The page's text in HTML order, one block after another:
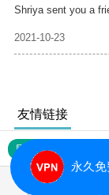
Shriya sent you a
2021-10-23
友情链接
网站地图
永久